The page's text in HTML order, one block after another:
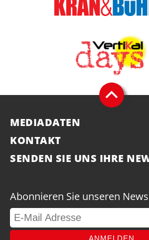
MEDIADATEN
KONTAKT
SENDEN SIE UNS IHRE
Abonnieren Sie unseren
ANMELDEN